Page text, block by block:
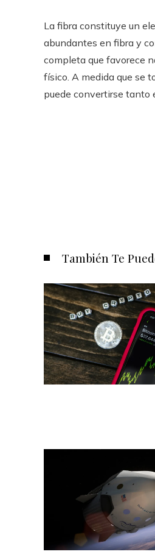
La fibra constituye un
abundantes en fibra y
completa que favorece
físico. A medida que se
puede convertirse tanto
También Te